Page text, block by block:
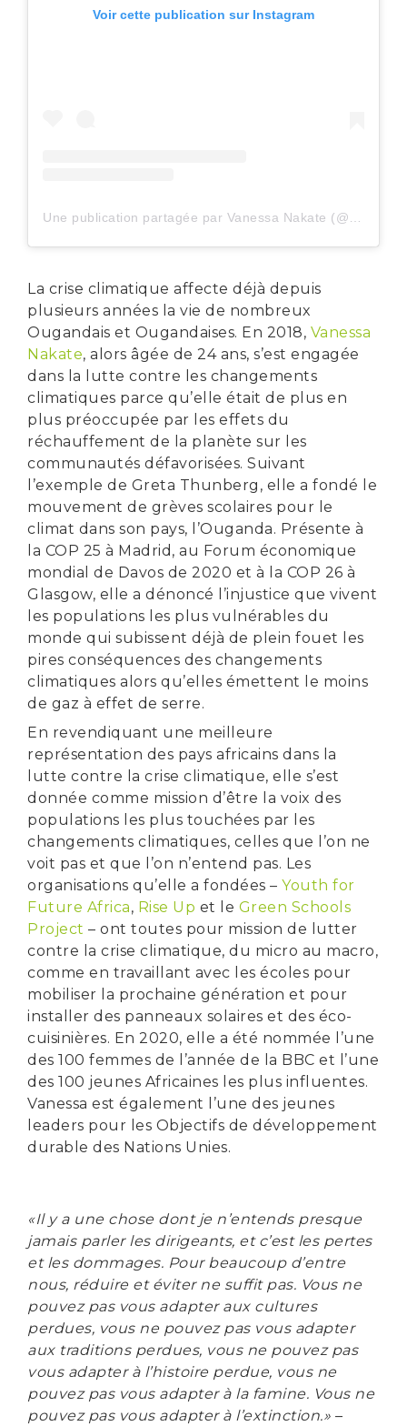
Voir cette publication sur Instagram
Une publication partagée par Vanessa Nakate (@vanessanakate1)
La crise climatique affecte déjà depuis
plusieurs années la vie de nombreux
Ougandais et Ougandaises. En 2018, Vanessa
Nakate, alors âgée de 24 ans, s’est engagée
dans la lutte contre les changements
climatiques parce qu’elle était de plus en
plus préoccupée par les effets du
réchauffement de la planète sur les
communautés défavorisées. Suivant
l’exemple de Greta Thunberg, elle a fondé le
mouvement de grèves scolaires pour le
climat dans son pays, l’Ouganda. Présente à
la COP 25 à Madrid, au Forum économique
mondial de Davos de 2020 et à la COP 26 à
Glasgow, elle a dénoncé l’injustice que vivent
les populations les plus vulnérables du
monde qui subissent déjà de plein fouet les
pires conséquences des changements
climatiques alors qu’elles émettent le moins
de gaz à effet de serre.
En revendiquant une meilleure
représentation des pays africains dans la
lutte contre la crise climatique, elle s’est
donnée comme mission d’être la voix des
populations les plus touchées par les
changements climatiques, celles que l’on ne
voit pas et que l’on n’entend pas. Les
organisations qu’elle a fondées – Youth for
Future Africa, Rise Up et le Green Schools
Project – ont toutes pour mission de lutter
contre la crise climatique, du micro au macro,
comme en travaillant avec les écoles pour
mobiliser la prochaine génération et pour
installer des panneaux solaires et des éco-
cuisinières. En 2020, elle a été nommée l’une
des 100 femmes de l’année de la BBC et l’une
des 100 jeunes Africaines les plus influentes.
Vanessa est également l’une des jeunes
leaders pour les Objectifs de développement
durable des Nations Unies.
«Il y a une chose dont je n’entends presque
jamais parler les dirigeants, et c’est les pertes
et les dommages. Pour beaucoup d’entre
nous, réduire et éviter ne suffit pas. Vous ne
pouvez pas vous adapter aux cultures
perdues, vous ne pouvez pas vous adapter
aux traditions perdues, vous ne pouvez pas
vous adapter à l’histoire perdue, vous ne
pouvez pas vous adapter à la famine. Vous ne
pouvez pas vous adapter à l’extinction.» –